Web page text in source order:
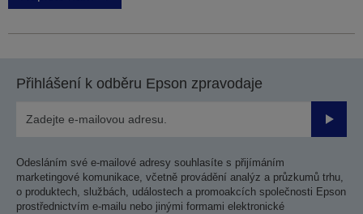
Přihlášení k odběru Epson zpravodaje
Odesláním své e-mailové adresy souhlasíte s přijímáním
marketingové komunikace, včetně provádění analýz a průzkumů trhu,
o produktech, službách, událostech a promoakcích společnosti Epson
prostřednictvím e-mailu nebo jinými formami elektronické